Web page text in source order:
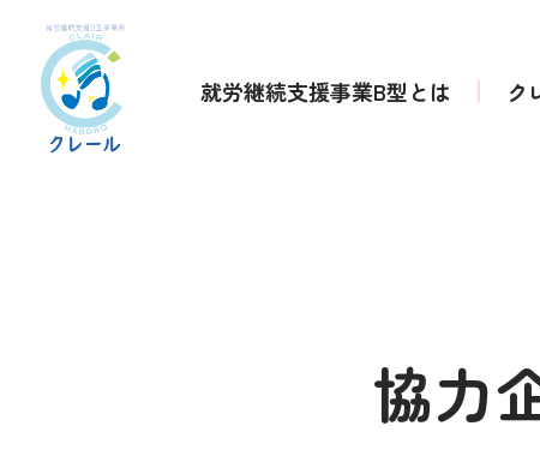
就労継続支援事業B型とは ク
協力